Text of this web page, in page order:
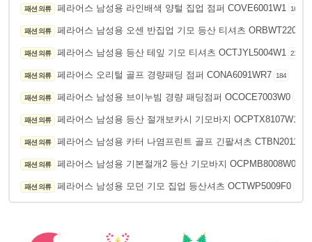
패션 의류 페라어스 남성용 라인배색 양털 집업 점퍼 COVE6001W1 165
패션 의류 페라어스 남성용 오센 반집업 기모 등산 티셔츠 ORBWT220034
패션 의류 페라어스 남성용 등산 테잎 기모 티셔츠 OCTJYL5004W1 210
패션 의류 페라어스 오리털 골프 경량패딩 점퍼 CONA6091WR7 184
패션 의류 페라어스 남성용 브이누빔 경량 패딩점퍼 OCOCE7003W0
패션 의류 페라어스 남성용 등산 절개보카시 기모바지 OCPTX8107W1
패션 의류 페라어스 남성용 카터 나염프린트 골프 긴팔셔츠 CTBN2011F0
패션 의류 페라어스 남성용 기본절개2 등산 기모바지 OCPMB8008W0
패션 의류 페라어스 남성용 모던 기모 집업 등산셔츠 OCTWP5009F0